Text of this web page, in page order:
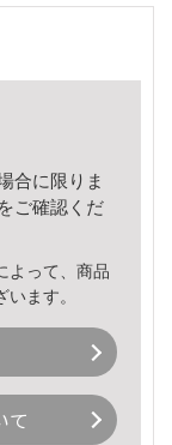
合に限りま
をご確認くだ
よって、商品
ます。
て